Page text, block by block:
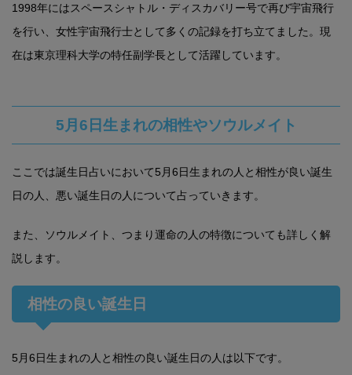
1998年にはスペースシャトル・ディスカバリー号で再び宇宙飛行
を行い、女性宇宙飛行士として多くの記録を打ち立てました。現
在は東京理科大学の特任副学長として活躍しています。
5月6日生まれの相性やソウルメイト
ここでは誕生日占いにおいて5月6日生まれの人と相性が良い誕生
日の人、悪い誕生日の人について占っていきます。
また、ソウルメイト、つまり運命の人の特徴についても詳しく解
説します。
相性の良い誕生日
5月6日生まれの人と相性の良い誕生日の人は以下です。